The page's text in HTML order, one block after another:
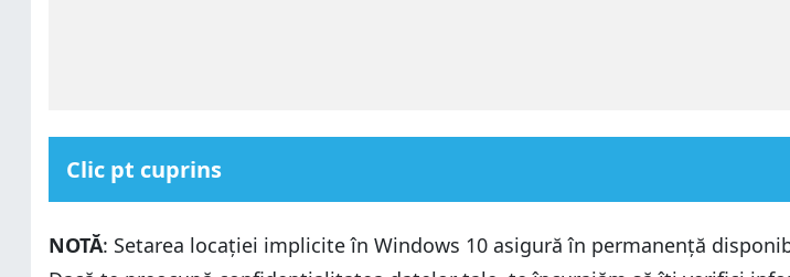
Clic pt cuprins
Cum restaurezi aplicația Hărți dacă ai erori
NOTĂ: Setarea locației implicite în Windows 10 asigură în permanență